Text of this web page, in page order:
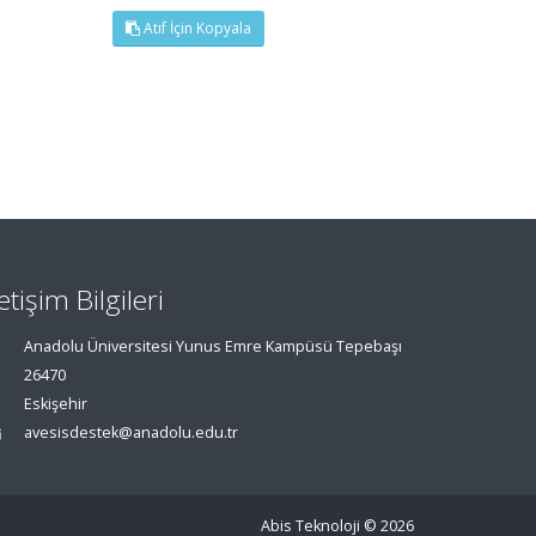
Atıf İçin Kopyala
Bilgileri
Anadolu Üniversitesi Yunus Emre Kampüsü Tepebaşı
26470
Eskişehir
avesisdestek@anadolu.edu.tr
Abis Teknoloji © 2026